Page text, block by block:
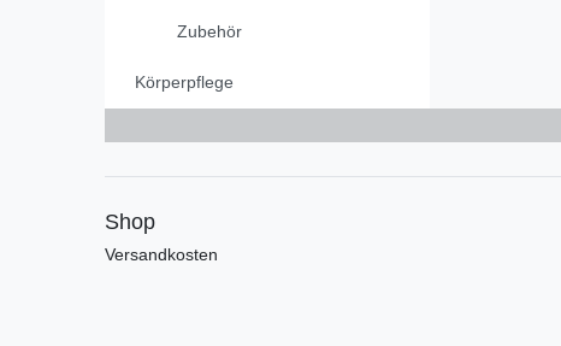
Zubehör
Körperpflege
Shop
Versandkosten